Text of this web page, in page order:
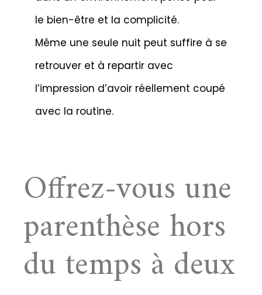
le bien-être et la complicité.
Même une seule nuit peut suffire à se
retrouver et à repartir avec
l’impression d’avoir réellement coupé
avec la routine.
Offrez-vous une
parenthèse hors
du temps à deux